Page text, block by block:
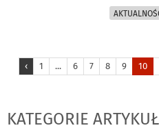
‹ 1 ... 6 7 8 9 10
KATEGORIE